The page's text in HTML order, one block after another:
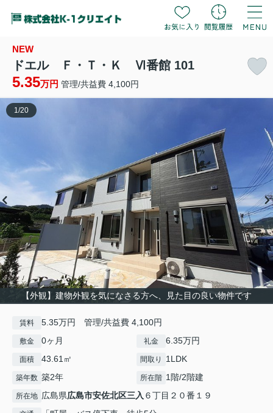
NEW
ドエル Ｆ・Ｔ・Ｋ Ⅵ番館 101
5.35万円 管理/共益費 4,100円
【外観】建物外観を気になさる方へ、見た目の良い物件です
1 /20
賃料 5.35万円 管理/共益費 4,100円
敷金 0ヶ月 礼金 6.35万円
面積 43.61㎡ 間取り 1LDK
築年数 築2年 所在階 1階/2階建
所在地 広島県広島市安佐北区三入 ６丁目２０番１９